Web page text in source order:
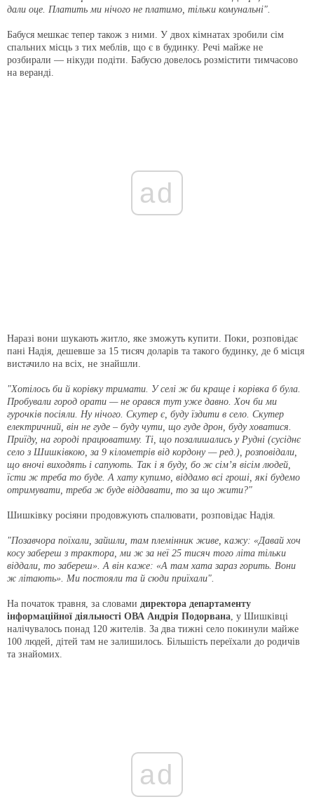
дали оце. Платить ми нічого не платимо, тільки комунальні".
Бабуся мешкає тепер також з ними. У двох кімнатах зробили сім
спальних місць з тих меблів, що є в будинку. Речі майже не
розбирали — нікуди подіти. Бабусю довелось розмістити тимчасово
на веранді.
ad
Наразі вони шукають житло, яке зможуть купити. Поки, розповідає
пані Надія, дешевше за 15 тисяч доларів та такого будинку, де б місця
вистачило на всіх, не знайшли.
"Хотілось би й корівку тримати. У селі ж би краще і корівка б була.
Пробували город орати — не орався тут уже давно. Хоч би ми
гурочків посіяли. Ну нічого. Скутер є, буду їздити в село. Скутер
електричний, він не гуде – буду чути, що гуде дрон, буду ховатися.
Приїду, на городі працюватиму. Ті, що позалишались у Рудні (сусіднє
село з Шишківкою, за 9 кілометрів від кордону — ред.), розповідали,
що вночі виходять і сапують. Так і я буду, бо ж сім’я вісім людей,
їсти ж треба то буде. А хату купимо, віддамо всі гроші, які будемо
отримувати, треба ж буде віддавати, то за що жити?"
Шишківку росіяни продовжують спалювати, розповідає Надія.
"Позавчора поїхали, зайшли, там племінник живе, кажу: «Давай хоч
косу забереш з трактора, ми ж за неї 25 тисяч того літа тільки
віддали, то забереш». А він каже: «А там хата зараз горить. Вони
ж літають». Ми постояли та й сюди приїхали".
На початок травня, за словами директора департаменту
інформаційної діяльності ОВА Андрія Подорвана , у Шишківці
налічувалось понад 120 жителів. За два тижні село покинули майже
100 людей, дітей там не залишилось. Більшість переїхали до родичів
та знайомих.
ad